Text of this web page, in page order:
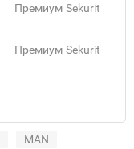
Премиум Sekurit
Премиум Sekurit
MAN